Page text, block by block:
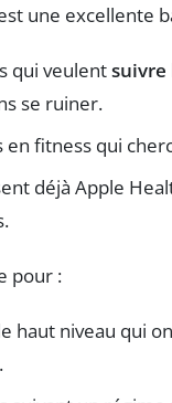
une excellente
qui veulentsuivre
se ruiner.
en fitness qui
déjà Apple
pour :
haut niveau qui